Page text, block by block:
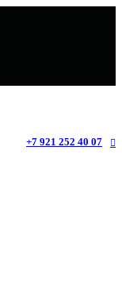
+7 921 252 40 07